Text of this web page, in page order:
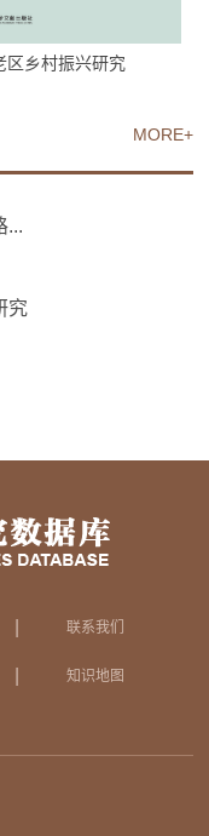
区乡村振兴研究
MORE+
...
究
联系我们
知识地图